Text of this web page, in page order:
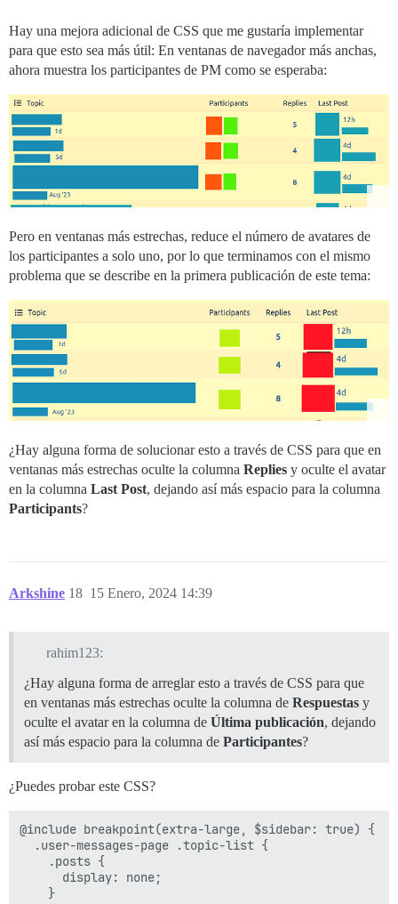
Hay una mejora adicional de CSS que me gustaría implementar
para que esto sea más útil: En ventanas de navegador más anchas,
ahora muestra los participantes de PM como se esperaba:
Pero en ventanas más estrechas, reduce el número de avatares de
los participantes a solo uno, por lo que terminamos con el mismo
problema que se describe en la primera publicación de este tema:
¿Hay alguna forma de solucionar esto a través de CSS para que en
ventanas más estrechas oculte la columna Replies y oculte el avatar
en la columna Last Post, dejando así más espacio para la columna
Participants?
Arkshine 15 Enero, 2024 14:39
18
rahim123:
¿Hay alguna forma de arreglar esto a través de CSS para que
en ventanas más estrechas oculte la columna de Respuestas y
oculte el avatar en la columna de Última publicación, dejando
así más espacio para la columna de Participantes?
¿Puedes probar este CSS?
@include breakpoint(extra-large, $sidebar: true) {
  .user-messages-page .topic-list {
    .posts {
      display: none;
    }